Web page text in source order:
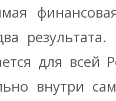
для всей
внутри